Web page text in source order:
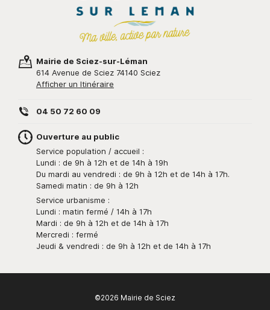
Mairie de Sciez-sur-Léman
614 Avenue de Sciez 74140 Sciez
Afficher un Itinéraire
04 50 72 60 09
Ouverture au public
Service population / accueil :
Lundi : de 9h à 12h et de 14h à 19h
Du mardi au vendredi : de 9h à 12h et de 14h à 17h.
Samedi matin : de 9h à 12h
Service urbanisme :
Lundi : matin fermé / 14h à 17h
Mardi : de 9h à 12h et de 14h à 17h
Mercredi : fermé
Jeudi & vendredi : de 9h à 12h et de 14h à 17h
©2026 Mairie de Sciez